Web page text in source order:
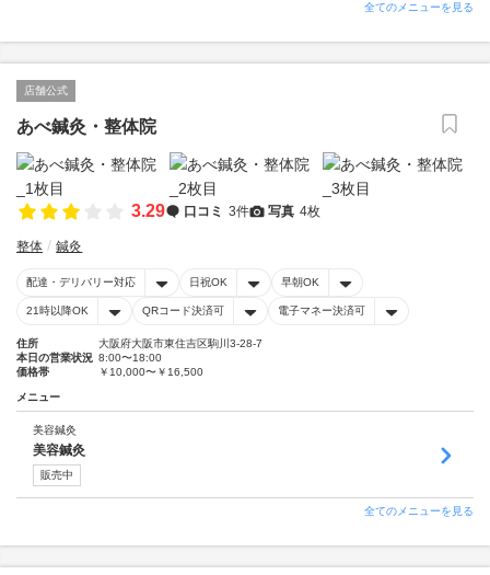
全てのメニューを見る
店舗公式
あべ鍼灸・整体院
3.29 口コミ 3件 写真 4枚
整体 鍼灸
配達・デリバリー対応 日祝OK 早朝OK
21時以降OK QRコード決済可 電子マネー決済可
住所
大阪府大阪市東住吉区駒川3-28-7
本日の営業状況 8:00〜18:00
価格帯
￥10,000〜￥16,500
メニュー
美容鍼灸
美容鍼灸
販売中
全てのメニューを見る